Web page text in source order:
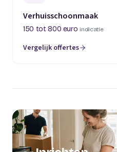
Verhuisschoonmaak
150 tot 800 euro indicatie
Vergelijk offertes
(opent in een nieuw tabblad)